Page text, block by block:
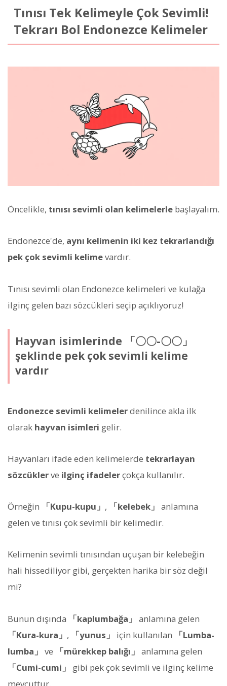
Tınısı Tek Kelimeyle Çok Sevimli!
Tekrarı Bol Endonezce Kelimeler
Öncelikle, tınısı sevimli olan kelimelerle başlayalım.
Endonezce'de, aynı kelimenin iki kez tekrarlandığı
pek çok sevimli kelimevardır.
Tınısı sevimli olan Endonezce kelimeleri ve kulağa
ilginç gelen bazı sözcükleri seçip açıklıyoruz!
Hayvan isimlerinde 「〇〇-〇〇」
şeklinde pek çok sevimli kelime
vardır
Endonezce sevimli kelimelerdenilince akla ilk
olarak hayvan isimleri gelir.
Hayvanları ifade eden kelimelerde tekrarlayan
sözcüklerve ilginç ifadelerçokça kullanılır.
Örneğin 「Kupu-kupu」 , 「kelebek」 anlamına
gelen ve tınısı çok sevimli bir kelimedir.
Kelimenin sevimli tınısından uçuşan bir kelebeğin
hali hissediliyor gibi, gerçekten harika bir söz değil
mi?
Bunun dışında 「kaplumbağa」 anlamına gelen
「Kura-kura」 , 「yunus」 için kullanılan
「Lumba-
lumba」 ve 「mürekkep balığı」 anlamına gelen
「Cumi-cumi」
gibi pek çok sevimli ve ilginç kelime
mevcuttur.